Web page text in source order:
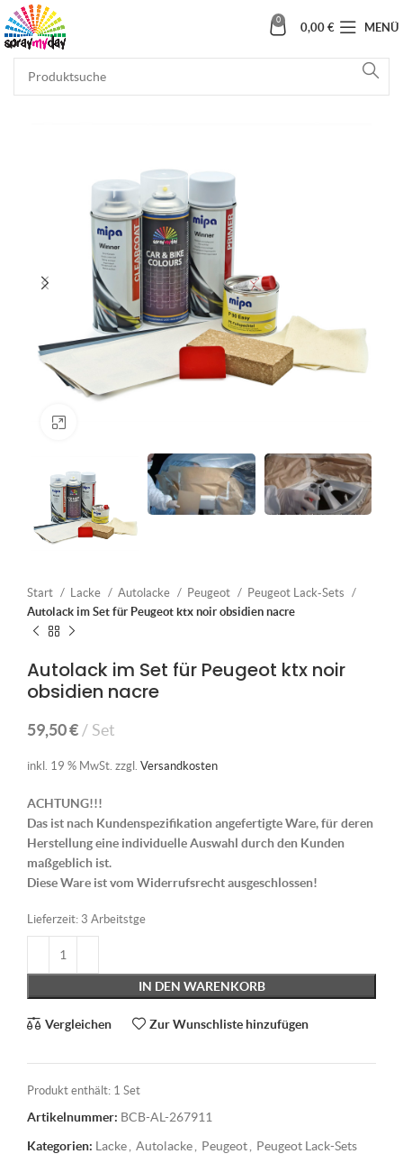
0
0,00 € MENÜ
Start Lacke Autolacke Peugeot
Peugeot Lack-Sets
Autolack im Set für Peugeot ktx noir obsidien nacre
Autolack im Set für Peugeot ktx noir
obsidien nacre
59,50€ Set
inkl. 19 % MwSt. zzgl. Versandkosten
ACHTUNG!!!
Das ist nach Kundenspezifikation angefertigte Ware, für deren
Herstellung eine individuelle Auswahl durch den Kunden
maßgeblich ist.
Diese Ware ist vom Widerrufsrecht ausgeschlossen!
Lieferzeit: 3 Arbeitstge
IN DEN WARENKORB
Vergleichen Zur Wunschliste hinzufügen
Produkt enthält: 1 Set
Artikelnummer: BCB-AL-267911
Kategorien: Lacke, Autolacke, Peugeot, Peugeot Lack-Sets